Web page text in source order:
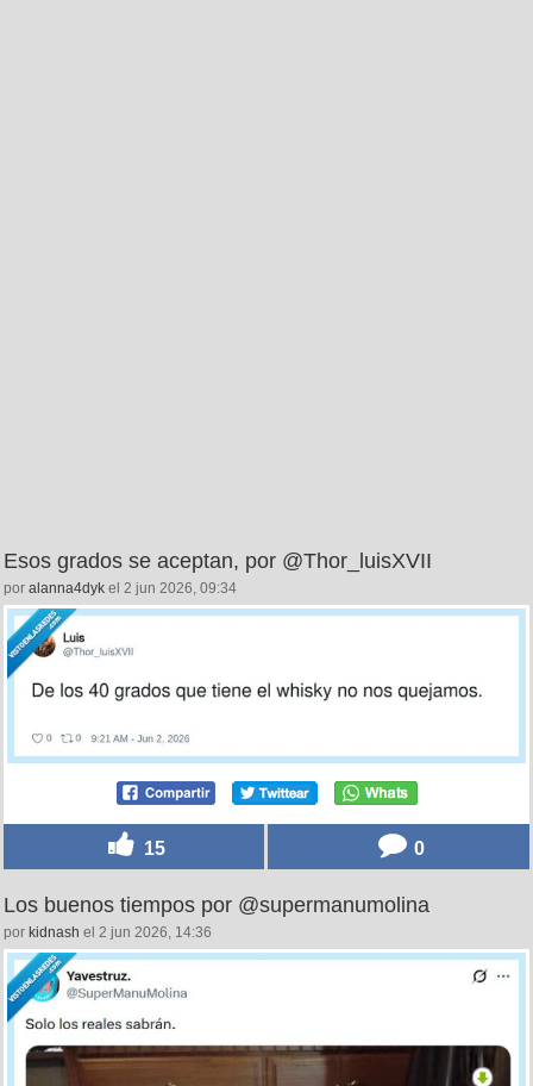
Esos grados se aceptan, por @Thor_luisXVII
por alanna4dyk el 2 jun 2026, 09:34
15 0
Los buenos tiempos por @supermanumolina
por kidnash el 2 jun 2026, 14:36